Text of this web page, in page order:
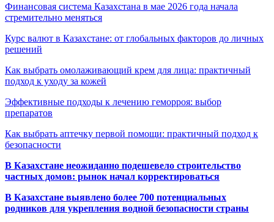
Финансовая система Казахстана в мае 2026 года начала
стремительно меняться
Курс валют в Казахстане: от глобальных факторов до личных
решений
Как выбрать омолаживающий крем для лица: практичный
подход к уходу за кожей
Эффективные подходы к лечению геморроя: выбор
препаратов
Как выбрать аптечку первой помощи: практичный подход к
безопасности
В Казахстане неожиданно подешевело строительство
частных домов: рынок начал корректироваться
В Казахстане выявлено более 700 потенциальных
родников для укрепления водной безопасности страны